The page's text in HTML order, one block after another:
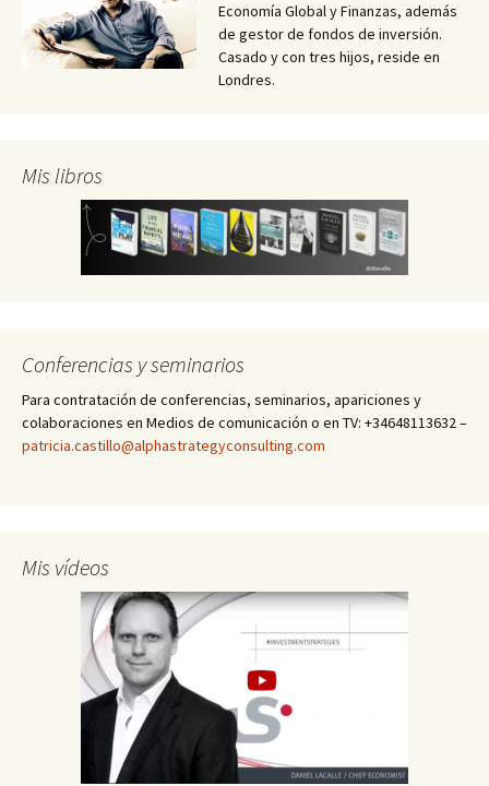
Economía Global y Finanzas, además
de gestor de fondos de inversión.
Casado y con tres hijos, reside en
Londres.
Mis libros
Conferencias y seminarios
Para contratación de conferencias, seminarios, apariciones y
colaboraciones en Medios de comunicación o en TV: +34648113632 –
patricia.castillo@alphastrategyconsulting.com
Mis vídeos